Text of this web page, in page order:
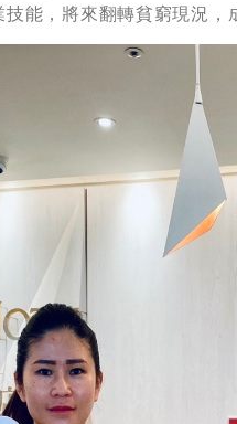
能，將來翻轉貧窮現況，